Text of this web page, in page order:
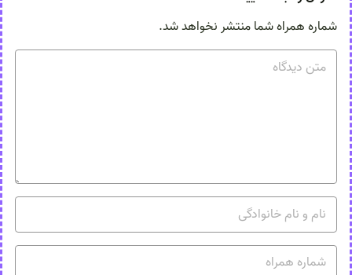
شماره همراه شما منتشر نخواهد شد.